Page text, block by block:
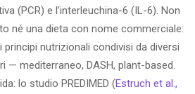
(PCR) e l’interleuchina-6 (IL-6). Non
né una dieta con nome commerciale:
nutrizionali condivisi da diversi
— mediterraneo, DASH, plant-based.
lo studio PREDIMED (Estruch et al.,